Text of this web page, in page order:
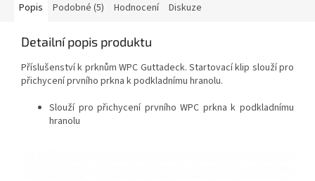
Popis Podobné (5) Hodnocení Diskuze
Detailní popis produktu
Příslušenství k prknům WPC Guttadeck. Startovací klip slouží pro
přichycení prvního prkna k podkladnímu hranolu.
Slouží pro přichycení prvního WPC prkna k podkladnímu
hranolu